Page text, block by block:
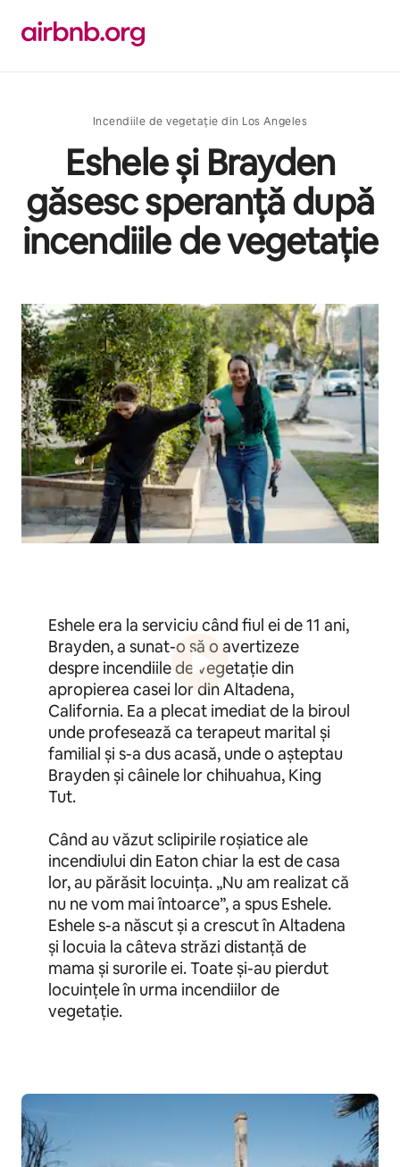
mergi
Incendiile de vegetație din Los Angeles
Eshele și Brayden
găsesc speranță după
incendiile de vegetație
Eshele era la serviciu când fiul ei de 11 ani,
Brayden, a sunat-o să o avertizeze
despre incendiile de vegetație din
apropierea casei lor din Altadena,
California. Ea a plecat imediat de la biroul
unde profesează ca terapeut marital și
familial și s-a dus acasă, unde o așteptau
Brayden și câinele lor chihuahua, King
Tut.
Când au văzut sclipirile roșiatice ale
incendiului din Eaton chiar la est de casa
lor, au părăsit locuința. „Nu am realizat că
nu ne vom mai întoarce”, a spus Eshele.
Eshele s-a născut și a crescut în Altadena
și locuia la câteva străzi distanță de
mama și surorile ei. Toate și-au pierdut
locuințele în urma incendiilor de
vegetație.